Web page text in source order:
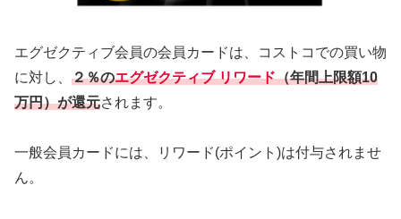
エグゼクティブ会員の会員カードは、コストコでの買い物
に対し、 ２％のエグゼクティブ リワード（年間上限額10
万円）が還元されます。
一般会員カードには、リワード(ポイント)は付与されませ
ん。